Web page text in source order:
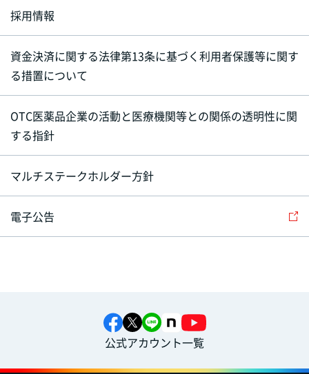
採用情報
資金決済に関する法律第13条に基づく利用者保護等に関す
る措置について
OTC医薬品企業の活動と医療機関等との関係の透明性に関
する指針
マルチステークホルダー方針
電子公告
公式アカウント一覧